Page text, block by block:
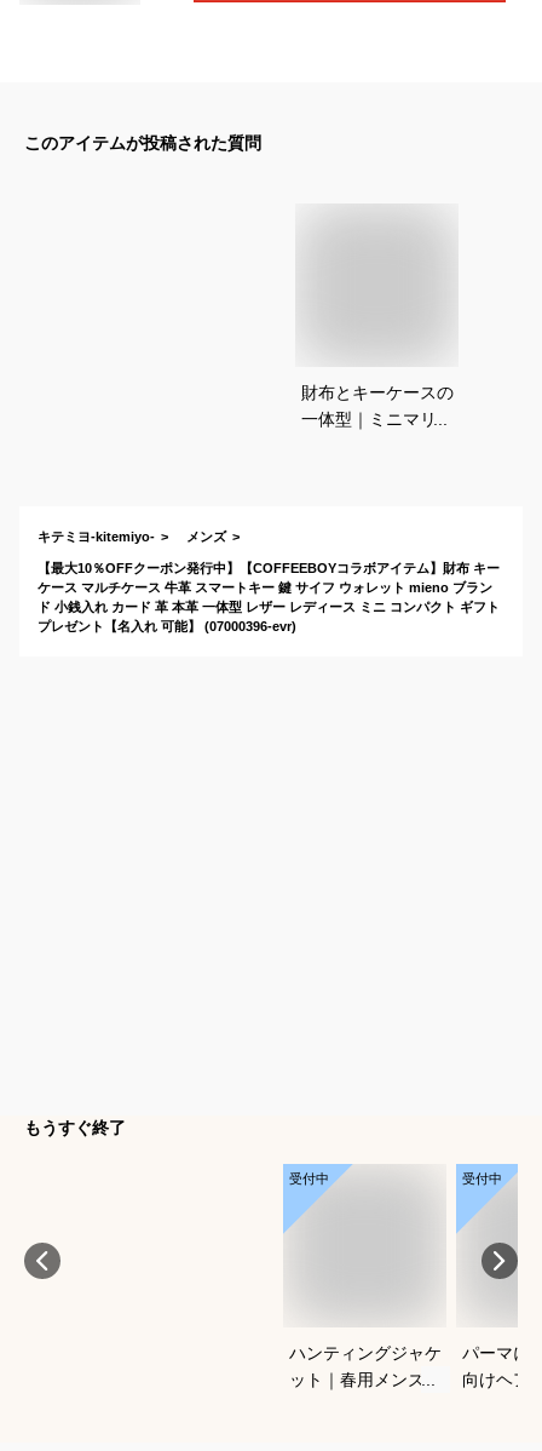
このアイテムが投稿された質問
財布とキーケースの
一体型｜ミニマリス
キテミヨ-kitemiyo- メンズ
【最大10％OFFクーポン発行中】【COFFEEBOYコラボアイテム】財布 キー
ケース マルチケース 牛革 スマートキー 鍵 サイフ ウォレット mieno ブラン
ド 小銭入れ カード 革 本革 一体型 レザー レディース ミニ コンパクト ギフト
プレゼント【名入れ 可能】 (07000396-evr)
もうすぐ終了
受付中
ハンティングジャケ
ット｜春用メンズ向
受付中
パーマに
向けヘア